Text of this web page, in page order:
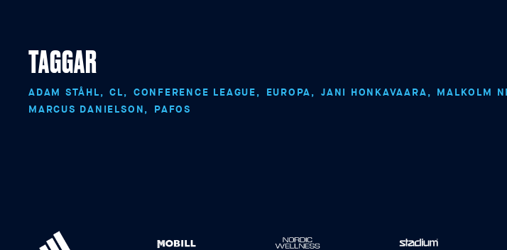
TAGGAR
ADAM STÅHL CL CONFERENCE LEAGUE EUROPA JANI HONKAVAARA
MALKOLM
MARCUS DANIELSON
PAFOS